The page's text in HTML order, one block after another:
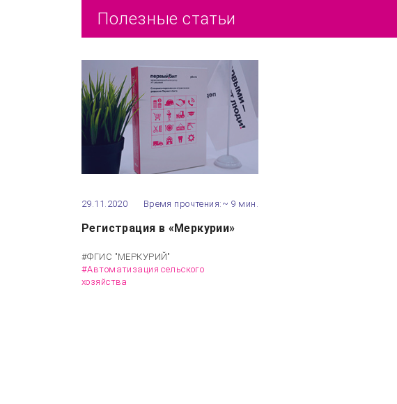
Полезные статьи
29.11.2020 Время прочтения:~ 9 мин.
Регистрация в «Меркурии»
#ФГИС "МЕРКУРИЙ"
#Автоматизация сельского
хозяйства